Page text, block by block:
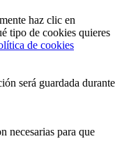
haz clic en
tipo de cookies quieres
de cookies
será guardada durante
necesarias para que